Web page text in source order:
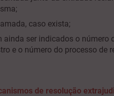
caso exista;
ainda ser indicados o número
e o número do processo de
de resolução